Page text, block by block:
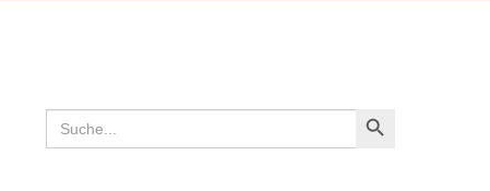
Search
for:
Search Button